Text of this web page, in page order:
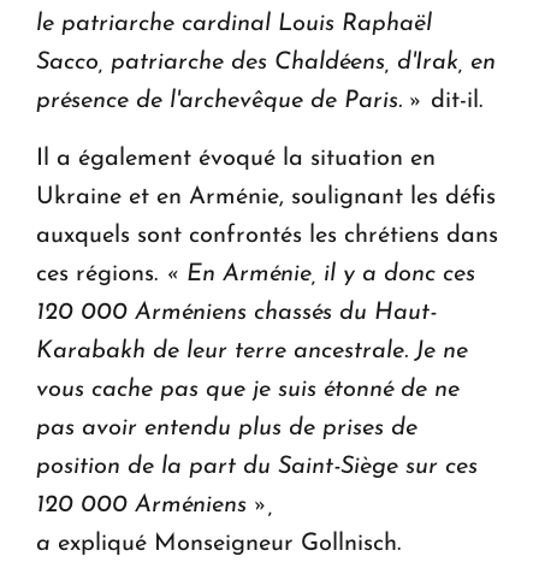
le patriarche cardinal Louis Raphaël
Sacco, patriarche des Chaldéens, d'Irak, en
présence de l'archevêque de Paris. » dit-il.
Il a également évoqué la situation en
Ukraine et en Arménie, soulignant les défis
auxquels sont confrontés les chrétiens dans
ces régions. « En Arménie, il y a donc ces
120 000 Arméniens chassés du Haut-
Karabakh de leur terre ancestrale. Je ne
vous cache pas que je suis étonné de ne
pas avoir entendu plus de prises de
position de la part du Saint-Siège sur ces
120 000 Arméniens »,
a expliqué Monseigneur Gollnisch.